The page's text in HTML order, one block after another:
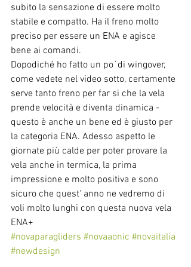
subito la sensazione di essere molto
stabile e compatto. Ha il freno molto
preciso per essere un ENA e agisce
bene ai comandi.
Dopodiché ho fatto un po´di wingover,
come vedete nel video sotto, certamente
serve tanto freno per far si che la vela
prende velocità e diventa dinamica -
questo è anche un bene ed è giusto per
la categoria ENA. Adesso aspetto le
giornate più calde per poter provare la
vela anche in termica, la prima
impressione e molto positiva e sono
sicuro che quest' anno ne vedremo di
voli molto lunghi con questa nuova vela
ENA+
#novaparagliders #novaaonic #novaitalia
#newdesign